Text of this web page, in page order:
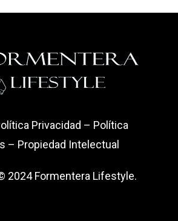
Privacidad – Política
– Propiedad Intelectual
2024 Formentera Lifestyle.